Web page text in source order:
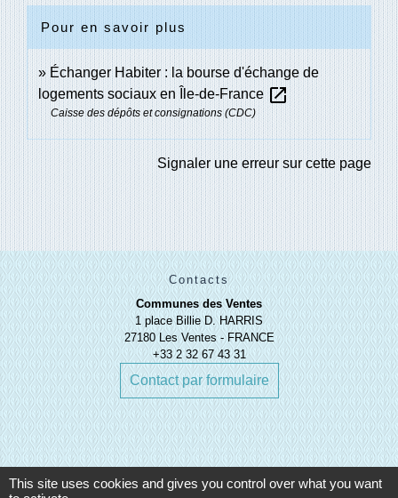
Pour en savoir plus
Échanger Habiter : la bourse d'échange de
logements sociaux en Île-de-France open_in_new
Caisse des dépôts et consignations (CDC)
Signaler une erreur sur cette page
Contacts
Communes des Ventes
1 place Billie D. HARRIS
27180 Les Ventes - FRANCE
+33 2 32 67 43 31
Contact par formulaire
This site uses cookies and gives you control over what you want